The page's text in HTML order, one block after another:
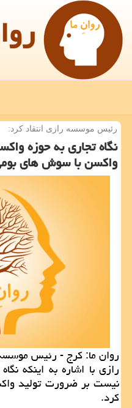
رئیس موسسه رازی انتقاد كرد:
نگاه تجاری به حوزه
واكسن با سوش های
روان ما: كرج - رئیس
رازی با اشاره به اینكه
نیست بر ضرورت تولید
كرد.